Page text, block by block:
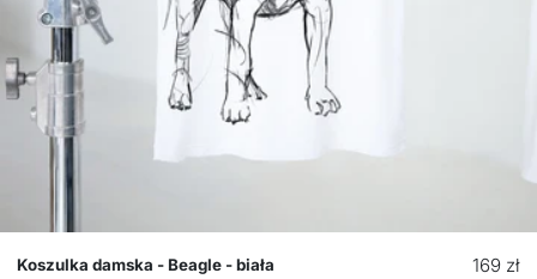
Koszulka damska - Beagle - biała
Cena
169 zł